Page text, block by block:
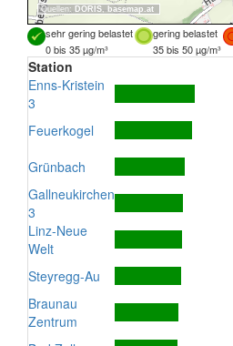
Quellen: DORIS, basemap.at
sehr gering belastet gering belastet
0 bis 35 µg/m³
35 bis 50 µg/m³
Station
Enns-Kristein
3
Feuerkogel
Grünbach
Gallneukirchen
3
Linz-Neue
Welt
Steyregg-Au
Braunau
Zentrum